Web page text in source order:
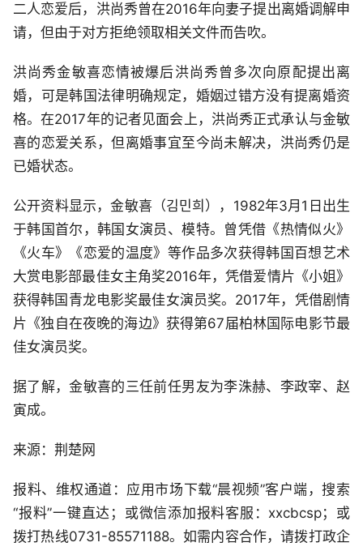
二人恋爱后，洪尚秀曾在2016年向妻子提出离婚调解申
请，但由于对方拒绝领取相关文件而告吹。
洪尚秀金敏喜恋情被爆后洪尚秀曾多次向原配提出离
婚，可是韩国法律明确规定，婚姻过错方没有提离婚资
格。在2017年的记者见面会上，洪尚秀正式承认与金敏
喜的恋爱关系，但离婚事宜至今尚未解决，洪尚秀仍是
已婚状态。
公开资料显示，金敏喜（김민희），1982年3月1日出生
于韩国首尔，韩国女演员、模特。曾凭借《热情似火》
《火车》《恋爱的温度》等作品多次获得韩国百想艺术
大赏电影部最佳女主角奖2016年，凭借爱情片《小姐》
获得韩国青龙电影奖最佳女演员奖。2017年，凭借剧情
片《独自在夜晚的海边》获得第67届柏林国际电影节最
佳女演员奖。
据了解，金敏喜的三任前任男友为李洙赫、李政宰、赵
寅成。
来源：荆楚网
报料、维权通道：应用市场下载“晨视频”客户端，搜索
“报料”一键直达；或微信添加报料客服：xxcbcsp；或
拨打热线0731-85571188。如需内容合作，请拨打政企